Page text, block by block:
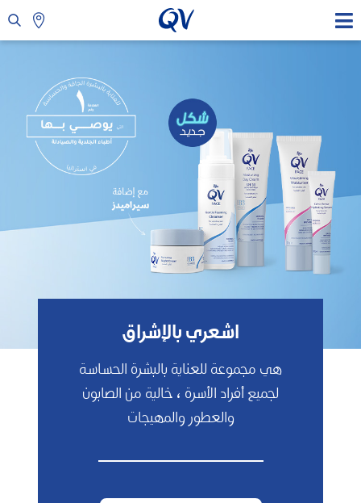
اشعري بالإشراق
هي مجموعة للعناية بالبشرة الحساسة
لجميع أفراد الأسرة ، خالية من الصابون
والعطور والمهيجات